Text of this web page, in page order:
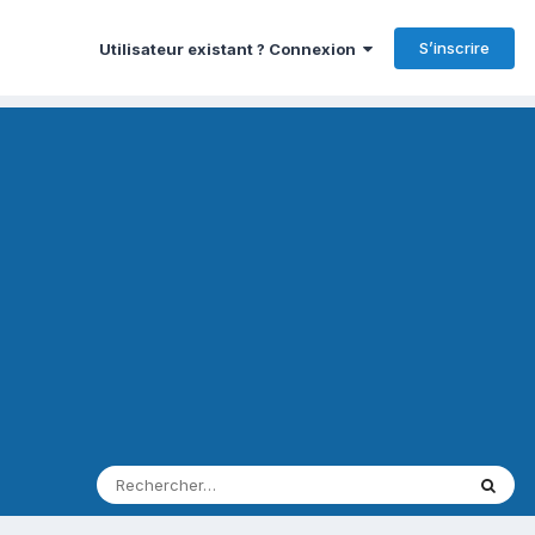
Utilisateur existant ? Connexion S’inscrire